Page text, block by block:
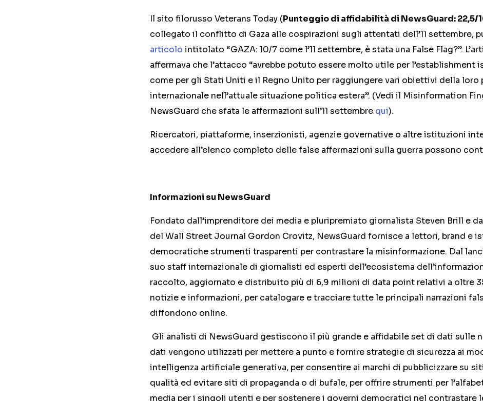
Il sito filorusso Veterans Today (Punteggio di affidabilità di NewsGuard: 22,5/
collegato il conflitto di Gaza alle cospirazioni sugli attentati dell’11 settembre,
articolo intitolato “GAZA: 10/7 come l’11 settembre, è stata una False Flag?”.
affermava che l’attacco “avrebbe potuto essere molto utile per l’establishment
come per gli Stati Uniti e il Regno Unito per raggiungere vari obiettivi della loro
internazionale nell’attuale situazione politica estera”. (Vedi il Misinformation
NewsGuard che sfata le affermazioni sull’11 settembre qui).
Ricercatori, piattaforme, inserzionisti, agenzie governative o altre istituzioni
accedere all’elenco completo delle false affermazioni sulla guerra possono
Informazioni su NewsGuard
Fondato dall’imprenditore dei media e pluripremiato giornalista Steven Brill e
del Wall Street Journal Gordon Crovitz, NewsGuard fornisce a lettori, brand e
democratiche strumenti trasparenti per contrastare la misinformazione. Dal
suo staff internazionale di giornalisti ed esperti dell’ecosistema
raccolto, aggiornato e distribuito più di 6,9 milioni di data point relativi a oltre
notizie e informazioni, per catalogare e tracciare tutte le principali narrazioni
diffondono online.
Gli analisti di NewsGuard gestiscono il più grande e affidabile set di dati sulle
dati vengono utilizzati per mettere a punto e fornire strategie di sicurezza ai
intelligenza artificiale generativa, per consentire ai marchi di pubblicizzare su
qualità ed evitare siti di propaganda o di bufale, per offrire strumenti per
media per i singoli utenti e per sostenere i governi democratici nel contrastare